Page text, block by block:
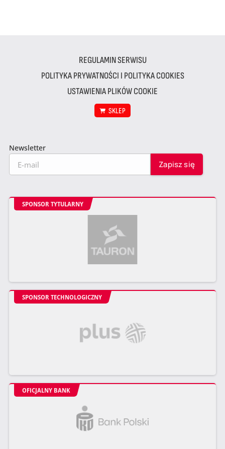
REGULAMIN SERWISU
POLITYKA PRYWATNOŚCI I POLITYKA COOKIES
USTAWIENIA PLIKÓW COOKIE
SKLEP
Newsletter
SPONSOR TYTULARNY
SPONSOR TECHNOLOGICZNY
OFICJALNY BANK